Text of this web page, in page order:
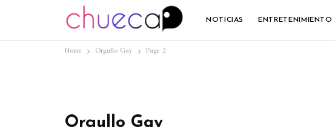
NOTICIAS ENTRETENIMIENTO
Home Orgullo Gay Page 2
Orgullo Gay